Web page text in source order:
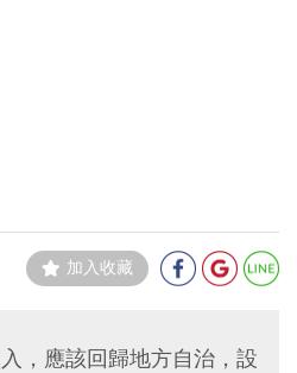
加入收藏
，應該回歸地方自治，設